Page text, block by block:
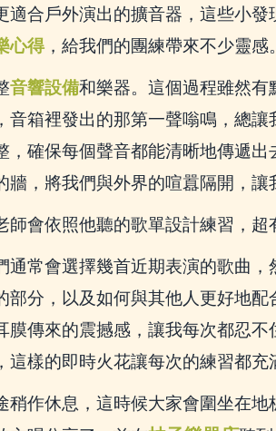
適合戶外演出的擴音器，這些小
心得 ，給我們的團練帶來不少靈感。
音響設備和樂器。這個過程雖然
箱裡發出的那第一聲嗡鳴，總
確保每個聲音都能清晰地傳遞出
，將我們與外界的喧囂隔開，讓
會依照他聽的歌單設計練習，超
通常會選擇幾首近期表演的歌曲，
分，以及如何與其他人更好地
傳來的震撼感，讓我每次都忍不
這樣的即時火花讓每次的練習都充
作休息，這時候大家會圍坐在